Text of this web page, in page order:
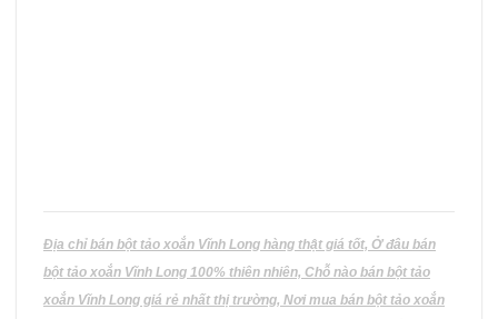
Địa chỉ bán bột tảo xoắn Vĩnh Long hàng thật giá tốt, Ở đâu bán
bột tảo xoắn Vĩnh Long 100% thiên nhiên, Chỗ nào bán bột tảo
xoắn Vĩnh Long giá rẻ nhất thị trường, Nơi mua bán bột tảo xoắn